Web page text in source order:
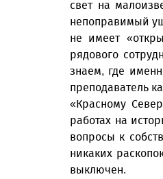
свет на
непоправимый
не имеет
рядового
знаем, где
преподаватель
«Красному
работах на
вопросы к
никаких
выключен.